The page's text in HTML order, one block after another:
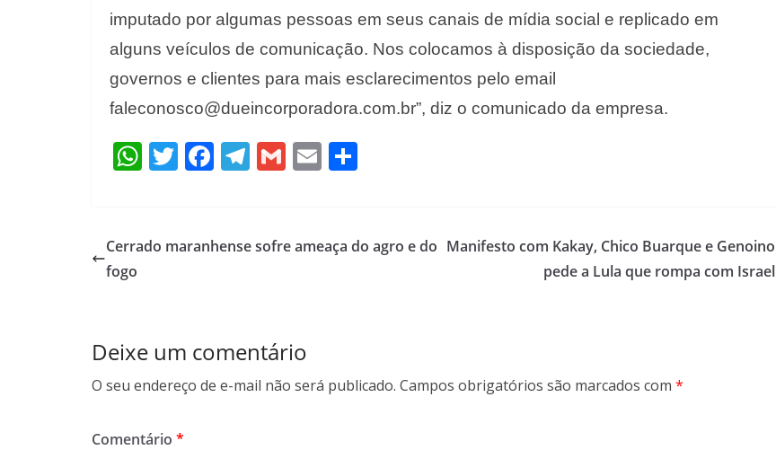
imputado por algumas pessoas em seus canais de mídia social e replicado em
alguns veículos de comunicação. Nos colocamos à disposição da sociedade,
governos e clientes para mais esclarecimentos pelo email
faleconosco@dueincorporadora.com.br”, diz o comunicado da empresa.
W
s
T
er
F
b
T
gr
G
l
E
l e
Cerrado maranhense sofre ameaça do agro e do
fogo
Manifesto com Kakay, Chico Buarque e Genoino
pede a Lula que rompa com Israel
Deixe um comentário
O seu endereço de e-mail não será publicado. Campos obrigatórios são marcados com *
Comentário *